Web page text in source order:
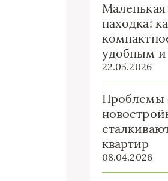
находка:
удобным
22.05.2026
Проблемы
квартир
08.04.2026